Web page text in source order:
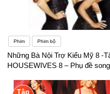
Phim Phim bộ
Những Bà Nội Trợ Kiểu Mỹ 8 -
HOUSEWIVES 8 – Phụ đề
Tập